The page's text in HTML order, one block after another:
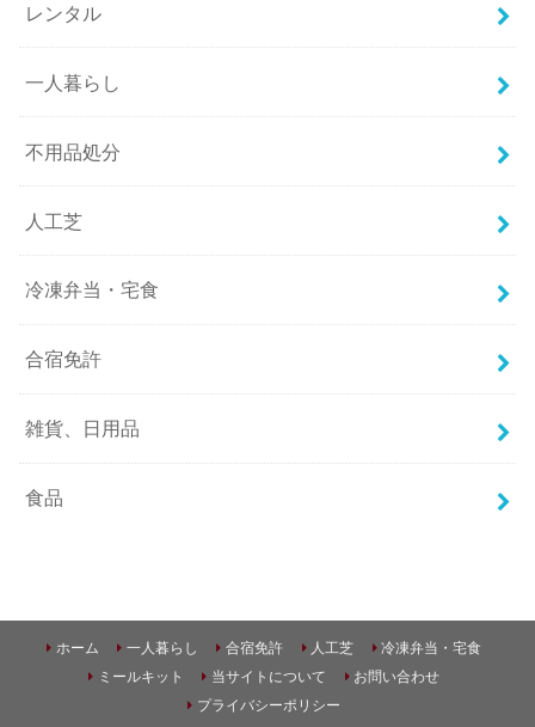
レンタル
一人暮らし
不用品処分
人工芝
冷凍弁当・宅食
合宿免許
雑貨、日用品
食品
ホーム 一人暮らし 合宿免許 人工芝
冷凍弁当・宅食
ミールキット
当サイトについて
お問い合わせ
プライバシーポリシー